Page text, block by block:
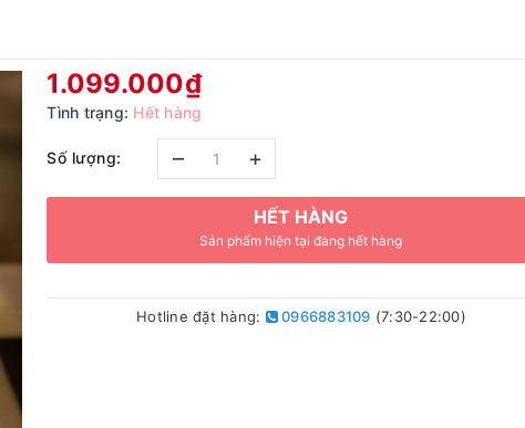
1.099.000₫
Tình trạng: Hết hàng
Số lượng: – +
HẾT HÀNG
Sản phẩm hiện tại đang hết hàng
Hotline đặt hàng: 0966883109 (7:30-22:00)